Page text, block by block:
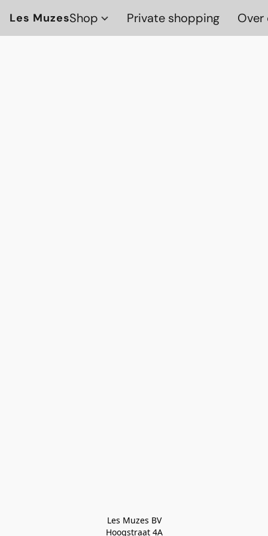
Les MuzesShop Private shopping Over
Les Muzes BV
Hoogstraat 4A